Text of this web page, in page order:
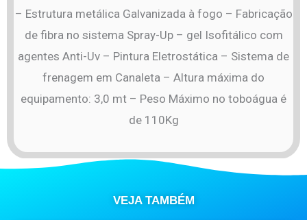
– Estrutura metálica Galvanizada à fogo – Fabricação
de fibra no sistema Spray-Up – gel Isofitálico com
agentes Anti-Uv – Pintura Eletrostática – Sistema de
frenagem em Canaleta – Altura máxima do
equipamento: 3,0 mt – Peso Máximo no toboágua é
de 110Kg
VEJA TAMBÉM